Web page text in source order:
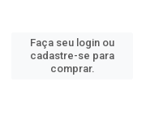
Faça seu login ou
cadastre-se para
comprar.